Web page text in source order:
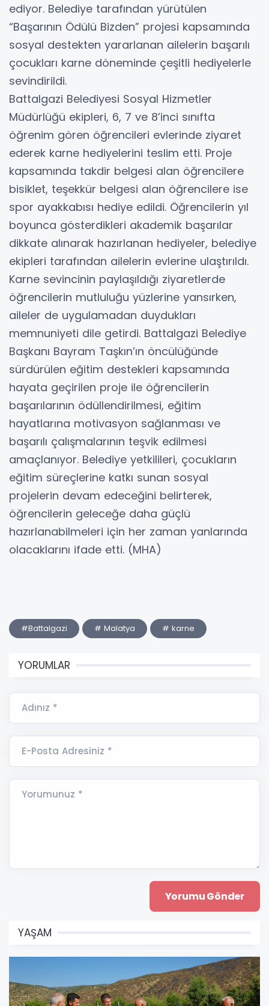
ediyor. Belediye tarafından yürütülen
“Başarının Ödülü Bizden” projesi kapsamında
sosyal destekten yararlanan ailelerin başarılı
çocukları karne döneminde çeşitli hediyelerle
sevindirildi.
Battalgazi Belediyesi Sosyal Hizmetler
Müdürlüğü ekipleri, 6, 7 ve 8’inci sınıfta
öğrenim gören öğrencileri evlerinde ziyaret
ederek karne hediyelerini teslim etti. Proje
kapsamında takdir belgesi alan öğrencilere
bisiklet, teşekkür belgesi alan öğrencilere ise
spor ayakkabısı hediye edildi. Öğrencilerin yıl
boyunca gösterdikleri akademik başarılar
dikkate alınarak hazırlanan hediyeler, belediye
ekipleri tarafından ailelerin evlerine ulaştırıldı.
Karne sevincinin paylaşıldığı ziyaretlerde
öğrencilerin mutluluğu yüzlerine yansırken,
aileler de uygulamadan duydukları
memnuniyeti dile getirdi. Battalgazi Belediye
Başkanı Bayram Taşkın’ın öncülüğünde
sürdürülen eğitim destekleri kapsamında
hayata geçirilen proje ile öğrencilerin
başarılarının ödüllendirilmesi, eğitim
hayatlarına motivasyon sağlanması ve
başarılı çalışmalarının teşvik edilmesi
amaçlanıyor. Belediye yetkilileri, çocukların
eğitim süreçlerine katkı sunan sosyal
projelerin devam edeceğini belirterek,
öğrencilerin geleceğe daha güçlü
hazırlanabilmeleri için her zaman yanlarında
olacaklarını ifade etti. (MHA)
#Battalgazi # Malatya # karne
YORUMLAR
Adınız *
E-Posta Adresiniz *
Yorumunuz *
YAŞAM